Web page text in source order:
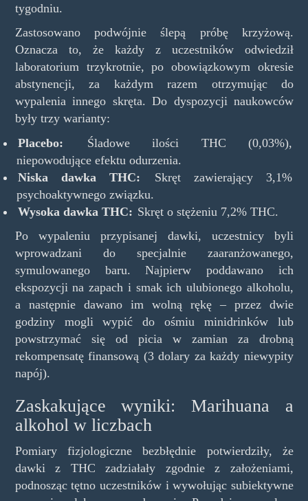
tygodniu.
Zastosowano podwójnie ślepą próbę krzyżową.
Oznacza to, że każdy z uczestników odwiedził
laboratorium trzykrotnie, po obowiązkowym okresie
abstynencji, za każdym razem otrzymując do
wypalenia innego skręta. Do dyspozycji naukowców
były trzy warianty:
Placebo:
Śladowe ilości THC (0,03%),
niepowodujące efektu odurzenia.
Niska dawka THC:
Skręt zawierający 3,1%
psychoaktywnego związku.
Wysoka dawka THC: Skręt o stężeniu 7,2% THC.
Po wypaleniu przypisanej dawki, uczestnicy byli
wprowadzani do specjalnie zaaranżowanego,
symulowanego baru. Najpierw poddawano ich
ekspozycji na zapach i smak ich ulubionego alkoholu,
a następnie dawano im wolną rękę – przez dwie
godziny mogli wypić do ośmiu minidrinków lub
powstrzymać się od picia w zamian za drobną
rekompensatę finansową (3 dolary za każdy niewypity
napój).
Zaskakujące wyniki: Marihuana a
alkohol w liczbach
Pomiary fizjologiczne bezbłędnie potwierdziły, że
dawki z THC zadziałały zgodnie z założeniami,
podnosząc tętno uczestników i wywołując subiektywne